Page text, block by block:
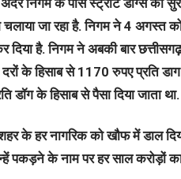
निगम के पास स्ट्रीट डॉग्स को
जा रहा है. निगम ने 4 अगस्त
है. निगम ने अबकी बार
के हिसाब से 1170 रुपए प्रति
डॉग के हिसाब से पैसा दिया जाता था.
के हर नागरिक को खौफ में डाल
पकड़ने के नाम पर हर साल करोड़ों